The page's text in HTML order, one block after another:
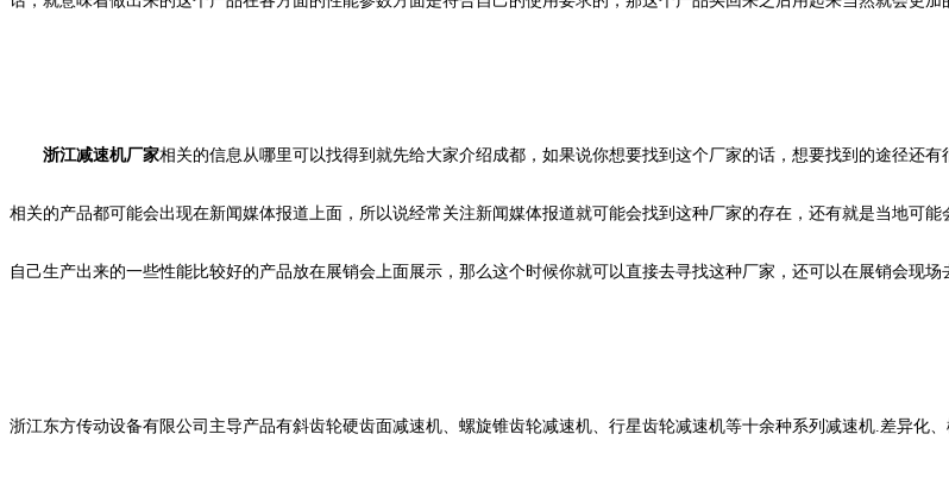
浙江减速机厂家相关的信息从哪里可以找得到就先给大家介绍成都，如果说你想要找到这个厂家的话，想要找到的途径还
相关的产品都可能会出现在新闻媒体报道上面，所以说经常关注新闻媒体报道就可能会找到这种厂家的存在，还有就是当地可
自己生产出来的一些性能比较好的产品放在展销会上面展示，那么这个时候你就可以直接去寻找这种厂家，还可以在展销会现场
浙江东方传动设备有限公司主导产品有斜齿轮硬齿面减速机、螺旋锥齿轮减速机、行星齿轮减速机等十余种系列减速机 .差异化